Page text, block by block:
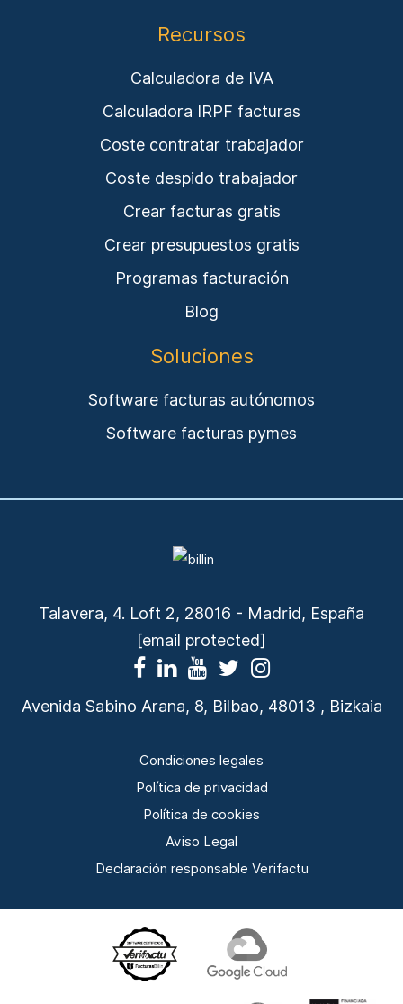
Recursos
Calculadora de IVA
Calculadora IRPF facturas
Coste contratar trabajador
Coste despido trabajador
Crear facturas gratis
Crear presupuestos gratis
Programas facturación
Blog
Soluciones
Software facturas autónomos
Software facturas pymes
Talavera, 4. Loft 2, 28016 - Madrid, España
[email protected]
Avenida Sabino Arana, 8, Bilbao, 48013 , Bizkaia
Condiciones legales
Política de privacidad
Política de cookies
Aviso Legal
Declaración responsable Verifactu